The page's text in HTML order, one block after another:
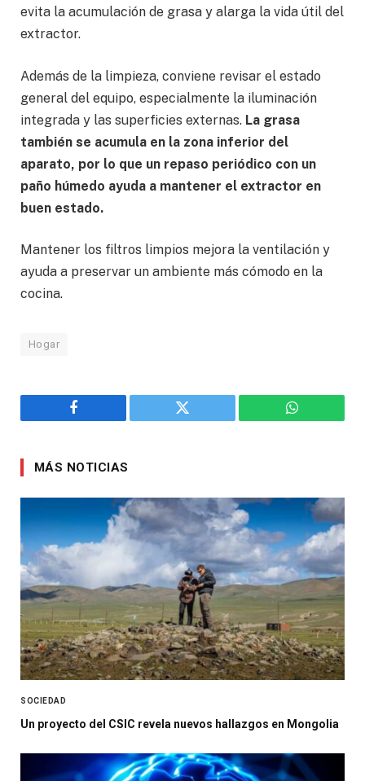
evita la acumulación de grasa y alarga la vida útil del
extractor.
Además de la limpieza, conviene revisar el estado
general del equipo, especialmente la iluminación
integrada y las superficies externas. La grasa
también se acumula en la zona inferior del
aparato, por lo que un repaso periódico con un
paño húmedo ayuda a mantener el extractor en
buen estado.
Mantener los filtros limpios mejora la ventilación y
ayuda a preservar un ambiente más cómodo en la
cocina.
Hogar
Facebook Twitter WhatsApp
MÁS NOTICIAS
SOCIEDAD
Un proyecto del CSIC revela nuevos hallazgos en Mongolia